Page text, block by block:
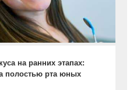
на ранних этапах:
полостью рта юных